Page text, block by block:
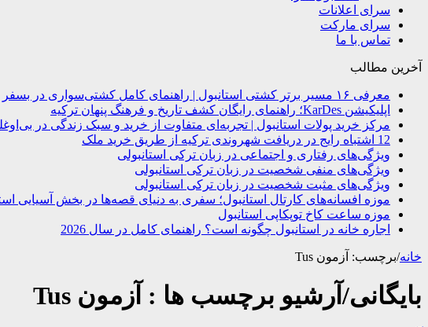
سرای اعلانات
سرای مارکت
تماس با ما
آخرین مطالب
معرفی ۱۶ مسیر برتر کشتی استانبول | راهنمای کامل کشتی‌سواری در بسفر
اپلیکیشن KarDes؛ راهنمای رایگان کشف تاریخ و فرهنگ پنهان ترکیه
مرکز خرید پولات استانبول | تجربه‌ای متفاوت از خرید و سبک زندگی در
12 اشتباه رایج در دریافت شهروندی ترکیه از طریق خرید ملک
ویژگی‌های رفتاری و اجتماعی در زبان ترکی استانبولی
ویژگی‌های منفی شخصیت در زبان ترکی استانبولی
ویژگی‌های مثبت شخصیت در زبان ترکی استانبولی
موزه افسانه‌های کارتال استانبول؛ سفری به دنیای قصه‌ها در بخش آسیایی
موزه ساعت کاخ توپکاپی استانبول
اجاره خانه در استانبول چگونه است؟ راهنمای کامل در سال 2026
خانه/برچسب: آزمون Tus
بایگانی/آرشیو برچسب ها : آزمون Tus